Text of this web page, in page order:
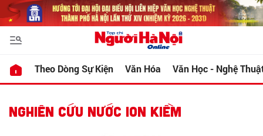
Theo Dòng Sự Kiện Văn Hóa Văn Học - Nghệ
NGHIÊN CỨU NƯỚC ION KIỀM